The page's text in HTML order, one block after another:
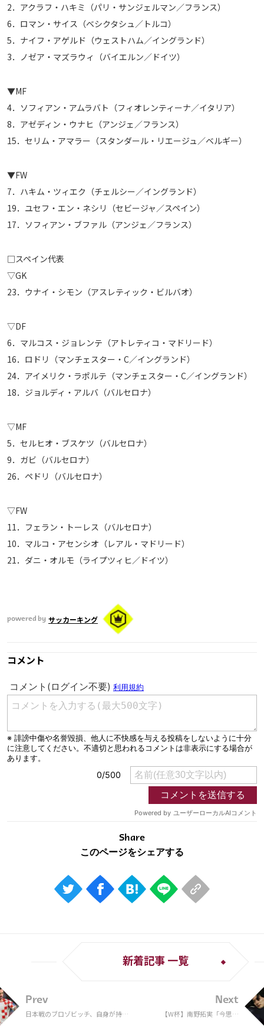
ご利用にあたって
プライバシーポリシー
お問い合わせ
© AbemaTV. Inc. All Rights Reserved.
2．アクラフ・ハキミ（パリ・サンジェルマン／フランス）
6．ロマン・サイス（ベシクタシュ／トルコ）
5．ナイフ・アゲルド（ウェストハム／イングランド）
3．ノゼア・マズラウィ（バイエルン／ドイツ）
▼MF
4．ソフィアン・アムラバト（フィオレンティーナ／イタリア）
8．アゼディン・ウナヒ（アンジェ／フランス）
15．セリム・アマラー（スタンダール・リエージュ／ベルギー）
▼FW
7．ハキム・ツィエク（チェルシー／イングランド）
19．ユセフ・エン・ネシリ（セビージャ／スペイン）
17．ソフィアン・ブファル（アンジェ／フランス）
□スペイン代表
▽GK
23．ウナイ・シモン（アスレティック・ビルバオ）
▽DF
6．マルコス・ジョレンテ（アトレティコ・マドリード）
16．ロドリ（マンチェスター・C／イングランド）
24．アイメリク・ラポルテ（マンチェスター・C／イングランド）
18．ジョルディ・アルバ（バルセロナ）
▽MF
5．セルヒオ・ブスケツ（バルセロナ）
9．ガビ（バルセロナ）
26．ペドリ（バルセロナ）
▽FW
11．フェラン・トーレス（バルセロナ）
10．マルコ・アセンシオ（レアル・マドリード）
21．ダニ・オルモ（ライプツィヒ／ドイツ）
powered by サッカーキング
コメント
Share
Prev
日本戦のブロゾビッチ、自身が持つ
新着記事 一覧
Next
【W杯】南野拓実「今思う